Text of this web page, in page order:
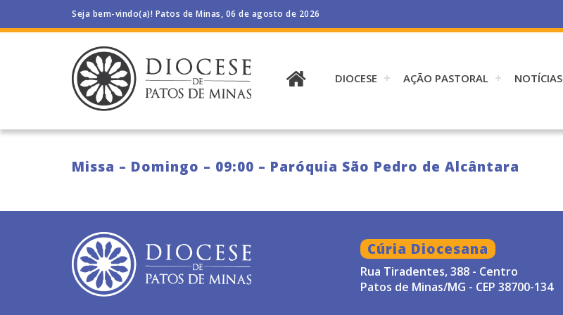
Seja bem-vindo(a)! Patos de Minas, 06 de agosto de 2026
DIOCESE AÇÃO PASTORAL NOTÍCIAS
Missa – Domingo – 09:00 – Paróquia São Pedro de Alcântara
Cúria Diocesana
Rua Tiradentes, 388 - Centro
Patos de Minas/MG - CEP 38700-134